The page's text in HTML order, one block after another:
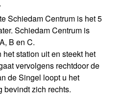
Schiedam Centrum is het 5
Schiedam Centrum is
B en C.
station uit en steekt het
vervolgens rechtdoor de
de Singel loopt u het
bevindt zich rechts.